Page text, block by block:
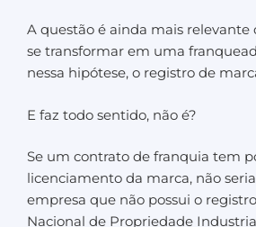
A questão é ainda mais relevante
se transformar em uma
nessa hipótese, o registro de
E faz todo sentido, não é?
Se um contrato de franquia tem
licenciamento da marca, não
empresa que não possui o
Nacional de Propriedade